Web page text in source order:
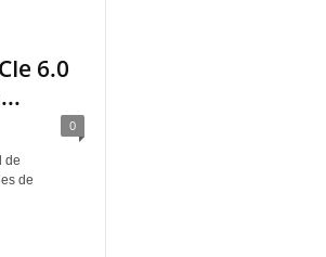
6.0
0
de
de